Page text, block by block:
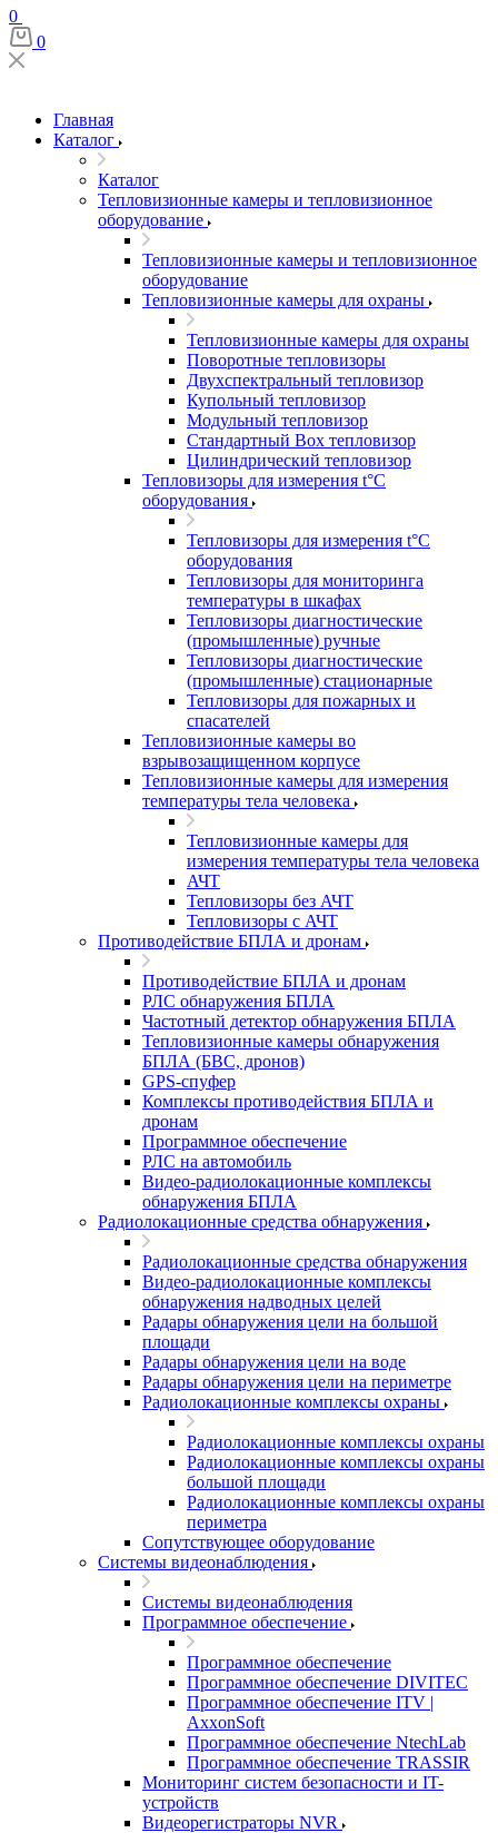
0
0
Главная
Каталог
Каталог
Тепловизионные камеры и тепловизионное
оборудование
Тепловизионные камеры и тепловизионное
оборудование
Тепловизионные камеры для охраны
Тепловизионные камеры для охраны
Поворотные тепловизоры
Двухспектральный тепловизор
Купольный тепловизор
Модульный тепловизор
Стандартный Box тепловизор
Цилиндрический тепловизор
Тепловизоры для измерения t°С
оборудования
Тепловизоры для измерения t°С
оборудования
Тепловизоры для мониторинга
температуры в шкафах
Тепловизоры диагностические
(промышленные) ручные
Тепловизоры диагностические
(промышленные) стационарные
Тепловизоры для пожарных и
спасателей
Тепловизионные камеры во
взрывозащищенном корпусе
Тепловизионные камеры для измерения
температуры тела человека
Тепловизионные камеры для
измерения температуры тела человека
АЧТ
Тепловизоры без АЧТ
Тепловизоры с АЧТ
Противодействие БПЛА и дронам
Противодействие БПЛА и дронам
РЛС обнаружения БПЛА
Частотный детектор обнаружения БПЛА
Тепловизионные камеры обнаружения
БПЛА (БВС, дронов)
GPS-спуфер
Комплексы противодействия БПЛА и
дронам
Программное обеспечение
РЛС на автомобиль
Видео-радиолокационные комплексы
обнаружения БПЛА
Радиолокационные средства обнаружения
Радиолокационные средства обнаружения
Видео-радиолокационные комплексы
обнаружения надводных целей
Радары обнаружения цели на большой
площади
Радары обнаружения цели на воде
Радары обнаружения цели на периметре
Радиолокационные комплексы охраны
Радиолокационные комплексы охраны
Радиолокационные комплексы охраны
большой площади
Радиолокационные комплексы охраны
периметра
Сопутствующее оборудование
Системы видеонаблюдения
Системы видеонаблюдения
Программное обеспечение
Программное обеспечение
Программное обеспечение DIVITEC
Программное обеспечение ITV |
AxxonSoft
Программное обеспечение NtechLab
Программное обеспечение TRASSIR
Мониторинг систем безопасности и IT-
устройств
Видеорегистраторы NVR